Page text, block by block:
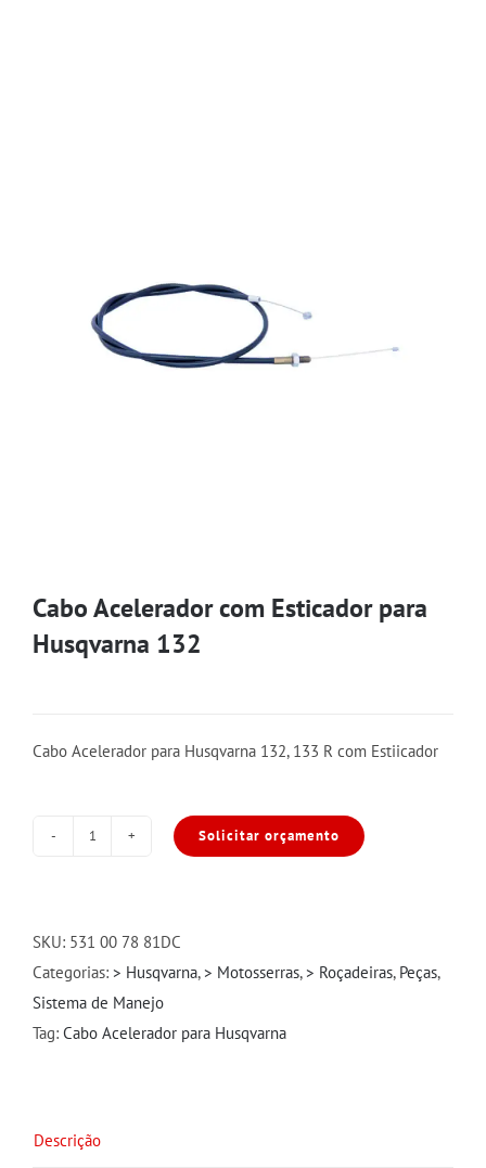
Cabo Acelerador com Esticador para
Husqvarna 132
Cabo Acelerador para Husqvarna 132, 133 R com Estiicador
Esticador
para
Husqvarna
132
Solicitar orçamento
SKU: 531 00 78 81DC
Categorias: > Husqvarna,> Motosserras,> Roçadeiras, Peças,
Sistema de Manejo
Tag: Cabo Acelerador para Husqvarna
Descrição